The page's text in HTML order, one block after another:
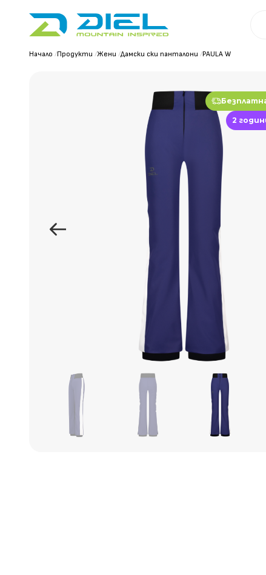
Начало /Продукти /Жени /Дамски ски панталони /PAULA W
2